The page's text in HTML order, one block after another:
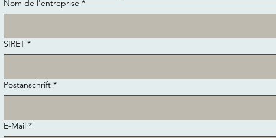
Nom de l'entreprise *
SIRET *
Postanschrift *
E-Mail *